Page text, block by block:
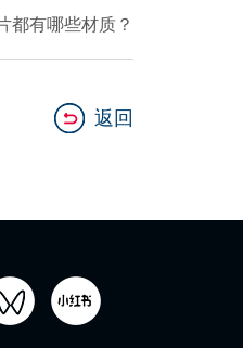
都有哪些材质？
返回